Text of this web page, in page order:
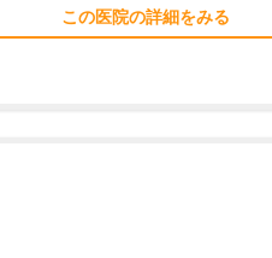
この医院の詳細をみる